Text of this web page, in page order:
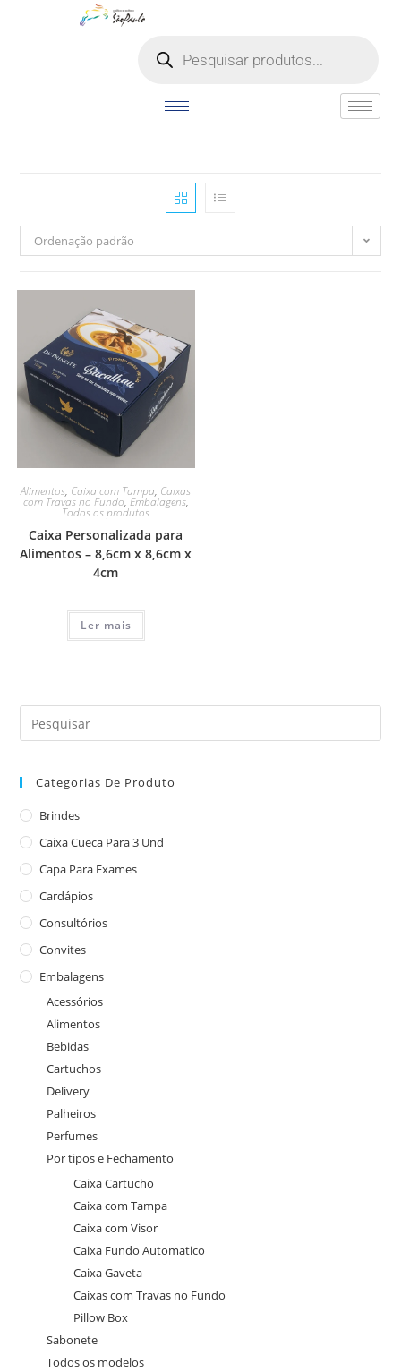
Ordenação padrão
Alimentos, Caixa com Tampa, Caixas
com Travas no Fundo, Embalagens,
Todos os produtos
Caixa Personalizada para
Alimentos – 8,6cm x 8,6cm x
4cm
Ler mais
Categorias De Produto
Brindes
Caixa Cueca Para 3 Und
Capa Para Exames
Cardápios
Consultórios
Convites
Embalagens
Acessórios
Alimentos
Bebidas
Cartuchos
Delivery
Palheiros
Perfumes
Por tipos e Fechamento
Caixa Cartucho
Caixa com Tampa
Caixa com Visor
Caixa Fundo Automatico
Caixa Gaveta
Caixas com Travas no Fundo
Pillow Box
Sabonete
Todos os modelos